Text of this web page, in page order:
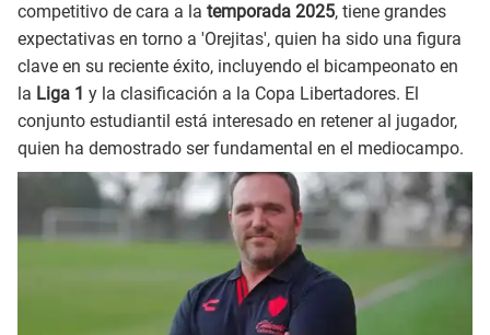
competitivo de cara a la temporada 2025, tiene grandes
expectativas en torno a 'Orejitas', quien ha sido una figura
clave en su reciente éxito, incluyendo el bicampeonato en
la Liga 1 y la clasificación a la Copa Libertadores. El
conjunto estudiantil está interesado en retener al jugador,
quien ha demostrado ser fundamental en el mediocampo.